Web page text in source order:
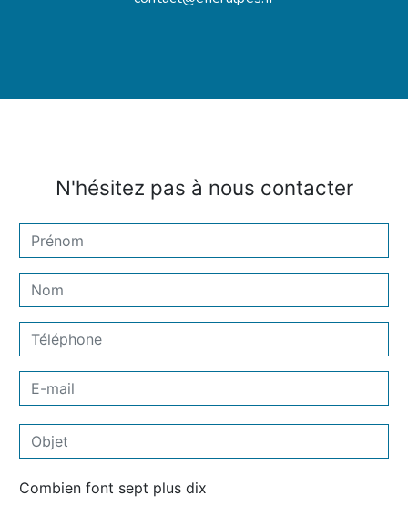
N'hésitez pas à nous contacter
Combien font sept plus dix